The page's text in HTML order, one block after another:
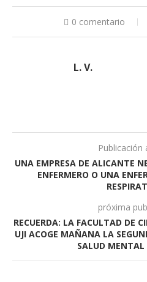
0 comentario
L. V.
Publicación
UNA EMPRESA DE ALICANTE
ENFERMERO O UNA
próxima
RECUERDA: LA FACULTAD DE
UJI ACOGE MAÑANA LA
SALUD MENTAL